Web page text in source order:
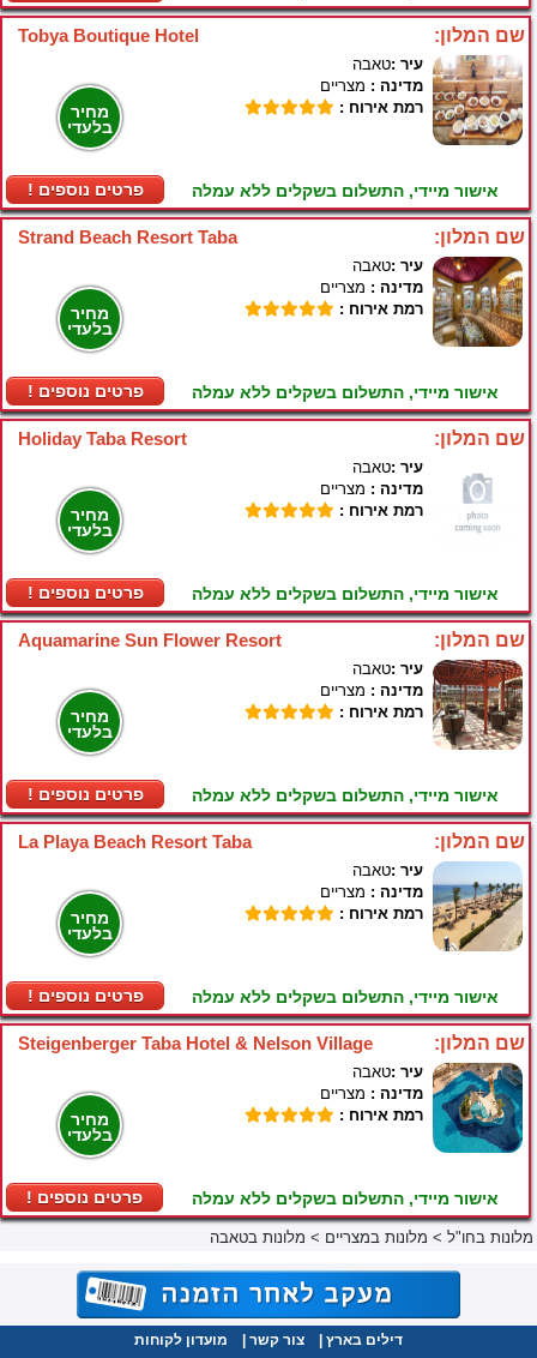
Tobya Boutique Hotel שם המלון:
מחיר
בלעדי
! פרטים נוספים
עיר :טאבה
מדינה : מצריים
רמת אירוח :
אישור מיידי, התשלום בשקלים ללא עמלה
Strand Beach Resort Taba שם המלון:
מחיר
בלעדי
! פרטים נוספים
עיר :טאבה
מדינה : מצריים
רמת אירוח :
אישור מיידי, התשלום בשקלים ללא עמלה
Holiday Taba Resort שם המלון:
מחיר
בלעדי
! פרטים נוספים
עיר :טאבה
מדינה : מצריים
רמת אירוח :
אישור מיידי, התשלום בשקלים ללא עמלה
Aquamarine Sun Flower Resort שם המלון:
מחיר
בלעדי
! פרטים נוספים
עיר :טאבה
מדינה : מצריים
רמת אירוח :
אישור מיידי, התשלום בשקלים ללא עמלה
La Playa Beach Resort Taba שם המלון:
מחיר
בלעדי
! פרטים נוספים
עיר :טאבה
מדינה : מצריים
רמת אירוח :
אישור מיידי, התשלום בשקלים ללא עמלה
Steigenberger Taba Hotel & Nelson Village שם המלון:
מחיר
בלעדי
! פרטים נוספים
עיר :טאבה
מדינה : מצריים
רמת אירוח :
אישור מיידי, התשלום בשקלים ללא עמלה
מלונות בחו"ל > מלונות במצריים > מלונות בטאבה
דילים בארץ צור קשר מועדון לקוחות